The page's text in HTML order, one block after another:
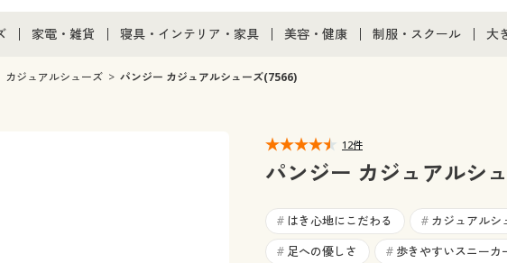
カタログ・チラシ
通販すべて
家電・雑貨
家電・雑貨すべて
寝具・インテリア・家具
寝具・インテリア・家具通販すべて
カーテン・ラグ・ファブリック
美容・健康
美容・健康通販すべて
制服・スクール
ジュニア・ティーンズ
大
大
大
カジュアルシューズ パンジー カジュアルシューズ(7566)
12件
パンジー カジュアルシ
# はき心地にこだわる # カジュアルシ
# 足への優しさ # 歩きやすいスニーカ